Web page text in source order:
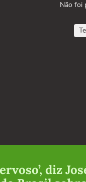
Não foi
diz